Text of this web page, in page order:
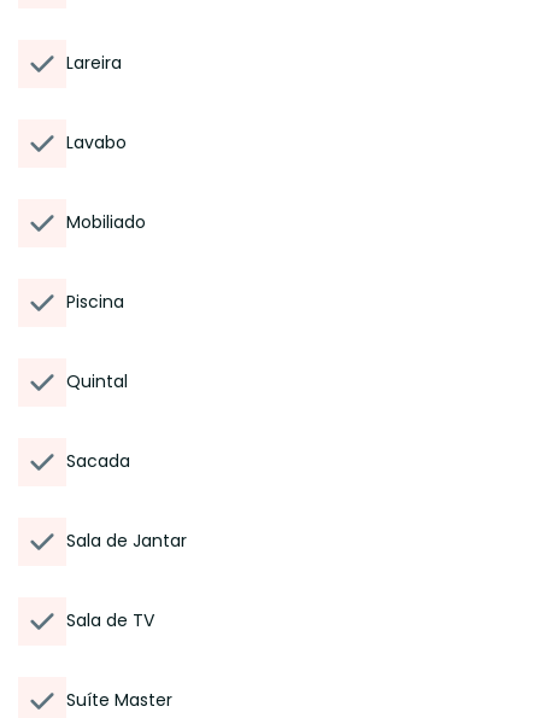
Lareira
Lavabo
Mobiliado
Piscina
Quintal
Sacada
Sala de Jantar
Sala de TV
Suíte Master